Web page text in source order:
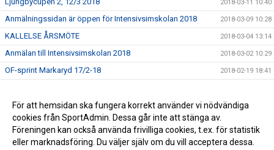
2018-03-11 10:40
Anmälningssidan är öppen för Intensivsimskolan 2018 2018-03-09 10:28
KALLELSE ÅRSMÖTE 2018-03-04 13:14
Anmälan till Intensivsimskolan 2018 2018-03-02 10:29
OF-sprint Markaryd 17/2-18 2018-02-19 18:41
Resultat Ljungbycupen 12/2 2018-02-13 14:47
Länktips simutrustning - Bra!! 2017-09-08 13:31
För att hemsidan ska fungera korrekt använder vi nödvändiga
cookies från SportAdmin. Dessa går inte att stänga av.
Föreningen kan också använda frivilliga cookies, t.ex. för statistik
eller marknadsföring. Du väljer själv om du vill acceptera dessa.